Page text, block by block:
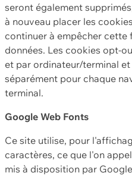
seront également
à nouveau placer les
continuer à empêcher
données. Les cookies opt-
et par ordinateur/terminal
séparément pour chaque
terminal.
Google Web Fonts
Ce site utilise, pour
caractères, ce que l'on
mis à disposition par